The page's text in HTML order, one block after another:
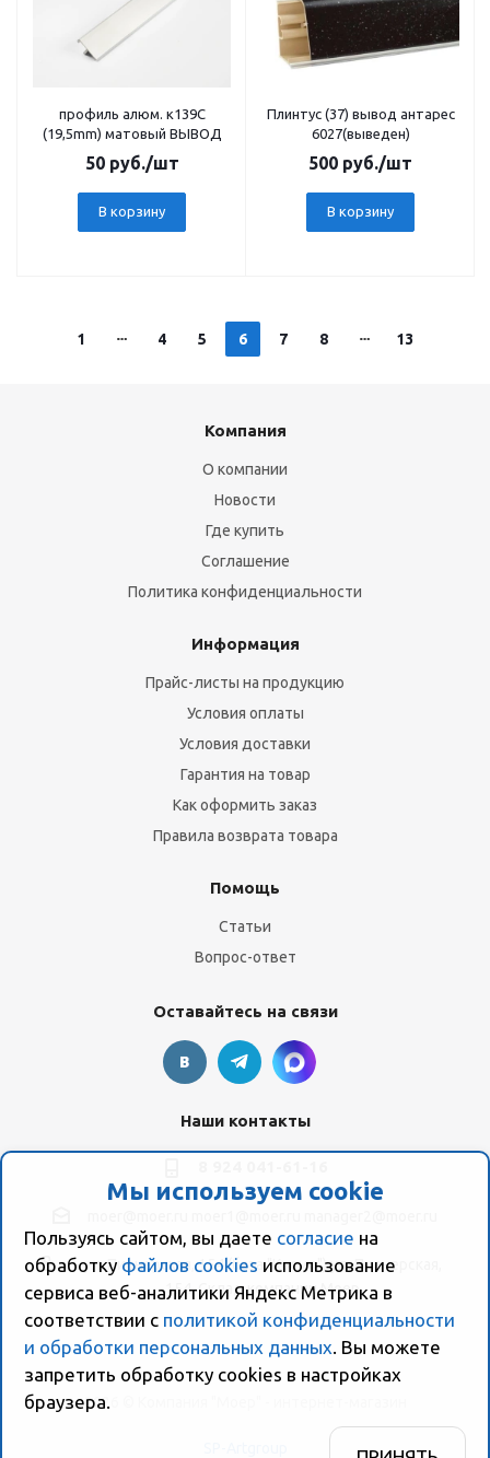
профиль алюм. к139С
(19,5mm) матовый ВЫВОД
50руб./шт
В корзину
Плинтус (37) вывод антарес
6027(выведен)
500 руб./шт
В корзину
1 4 5 6 7 8 13
Мы используем cookie
Пользуясь сайтом, вы даете согласие на
обработку файлов cookies использование
сервиса веб-аналитики Яндекс Метрика в
соответствии с политикой конфиденциальности
и обработки персональных данных. Вы можете
запретить обработку сookies в настройках
браузера.
Компания
О компании
Новости
Где купить
Соглашение
Политика конфиденциальности
Информация
Прайс-листы на продукцию
Условия оплаты
Условия доставки
Гарантия на товар
Как оформить заказ
Правила возврата товара
Помощь
Статьи
Вопрос-ответ
Оставайтесь на связи
Наши контакты
ул. Пионерская, 154 (база "Космо") ул. Пионерская,
154, Склад компании Моер
2026 © Компания "Моер" - интернет-магазин